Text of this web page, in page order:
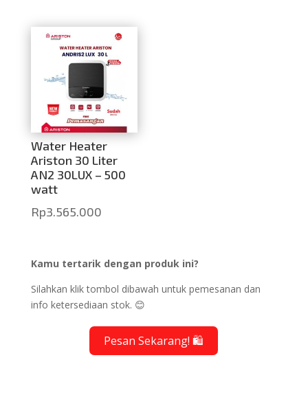
Water Heater
Ariston 30 Liter
AN2 30LUX – 500
watt
Rp3.565.000
Kamu tertarik dengan produk ini?
Silahkan klik tombol dibawah untuk pemesanan dan
info ketersediaan stok. 😊
Pesan Sekarang! 🛍️